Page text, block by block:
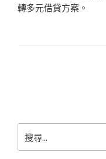
轉多元借貸方案。
頁
尋